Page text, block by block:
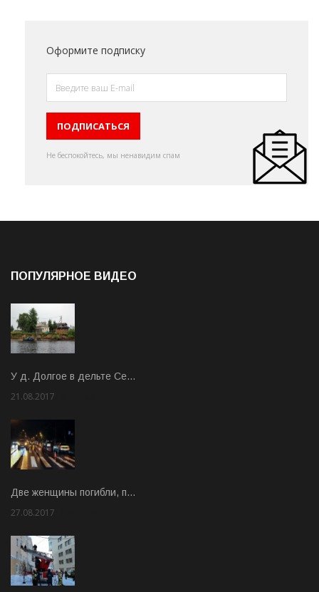
Оформите подписку
Не беспокойтесь, мы ненавидим спам
ПОПУЛЯРНОЕ ВИДЕО
У д. Долгое в дельте Се…
21.08.2017
Две женщины погибли, п…
27.08.2017